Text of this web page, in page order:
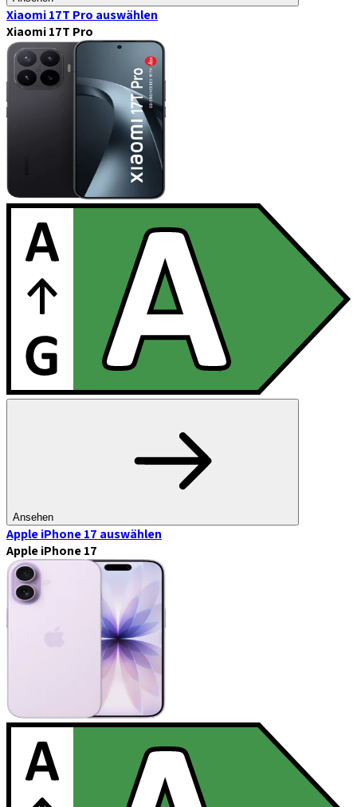
Xiaomi 17T Pro auswählen
Xiaomi 17T Pro
Ansehen
Apple iPhone 17 auswählen
Apple iPhone 17